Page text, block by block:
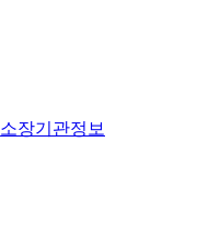
소장기관정보